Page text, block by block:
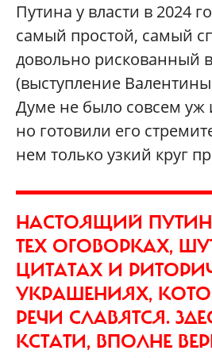
Путина у власти в 2024
самый простой, самый
довольно рискованный
(выступление
Думе не было совсем
но готовили его
нем только узкий круг
НАСТОЯЩИЙ ПУТИН
ТЕХ ОГОВОРКАХ,
ЦИТАТАХ И
УКРАШЕНИЯХ,
РЕЧИ СЛАВЯТСЯ.
КСТАТИ, ВПОЛНЕ